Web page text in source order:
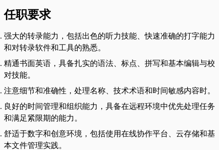
任职要求
强大的转录能力，包括出色的听力技能、快速准确的打字能力
和对转录软件和工具的熟悉。
精通书面英语，具备扎实的语法、标点、拼写和基本编辑与校
对技能。
注意细节和准确性，处理名称、技术术语和时间敏感内容时。
良好的时间管理和组织能力，具备在远程环境中优先处理任务
和满足紧限期的能力。
舒适于数字和创意环境，包括使用在线协作平台、云存储和基
本文件管理实践。